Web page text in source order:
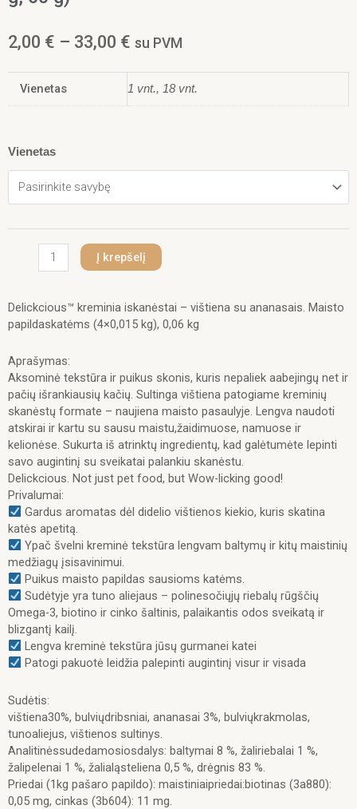
2,00 € – 33,00 € Price
2,00 €
through
33,00 €
su PVM
Vienetas 1 vnt., 18 vnt.
Vienetas
produkto
Delickcious™
katėms
(4
×
g,
60
g)
Į krepšelį
Delickcious™ kreminia iskanėstai – vištiena su ananasais. Maisto
papildaskatėms (4×0,015 kg), 0,06 kg
Aprašymas:
Aksominė tekstūra ir puikus skonis, kuris nepaliek aabejingų net ir
pačių išrankiausių kačių. Sultinga vištiena patogiame kreminių
skanėstų formate – naujiena maisto pasaulyje. Lengva naudoti
atskirai ir kartu su sausu maistu,žaidimuose, namuose ir
kelionėse. Sukurta iš atrinktų ingredientų, kad galėtumėte lepinti
savo augintinį su sveikatai palankiu skanėstu.
Delickcious. Not just pet food, but Wow-licking good!
Privalumai:
Gardus aromatas dėl didelio vištienos kiekio, kuris skatina
katės apetitą.
Ypač švelni kreminė tekstūra lengvam baltymų ir kitų maistinių
medžiagų įsisavinimui.
Puikus maisto papildas sausioms katėms.
Sudėtyje yra tuno aliejaus – polinesočiųjų riebalų rūgščių
Omega-3, biotino ir cinko šaltinis, palaikantis odos sveikatą ir
blizgantį kailį.
Lengva kreminė tekstūra jūsų gurmanei katei
Patogi pakuotė leidžia palepinti augintinį visur ir visada
Sudėtis:
vištiena30%, bulviųdribsniai, ananasai 3%, bulviųkrakmolas,
tunoaliejus, vištienos sultinys.
Analitinėssudedamosiosdalys: baltymai 8 %, žaliriebalai 1 %,
žalipelenai 1 %, žalialąsteliena 0,5 %, drėgnis 83 %.
Priedai (1kg pašaro papildo): maistiniaipriedai:biotinas (3a880):
0,05 mg, cinkas (3b604): 11 mg.